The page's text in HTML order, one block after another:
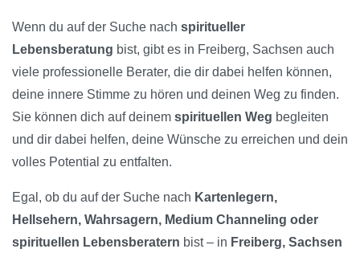
Wenn du auf der Suche nach spiritueller
Lebensberatung bist, gibt es in Freiberg, Sachsen auch
viele professionelle Berater, die dir dabei helfen können,
deine innere Stimme zu hören und deinen Weg zu finden.
Sie können dich auf deinem spirituellen Weg begleiten
und dir dabei helfen, deine Wünsche zu erreichen und dein
volles Potential zu entfalten.
Egal, ob du auf der Suche nach Kartenlegern,
Hellsehern, Wahrsagern, Medium Channeling oder
spirituellen Lebensberatern bist – in Freiberg, Sachsen